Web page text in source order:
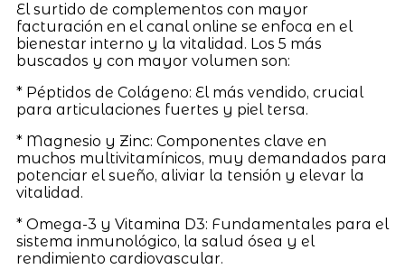
El surtido de complementos con mayor
facturación en el canal online se enfoca en el
bienestar interno y la vitalidad. Los 5 más
buscados y con mayor volumen son:
* Péptidos de Colágeno: El más vendido, crucial
para articulaciones fuertes y piel tersa.
* Magnesio y Zinc: Componentes clave en
muchos multivitamínicos, muy demandados para
potenciar el sueño, aliviar la tensión y elevar la
vitalidad.
* Omega-3 y Vitamina D3: Fundamentales para el
sistema inmunológico, la salud ósea y el
rendimiento cardiovascular.